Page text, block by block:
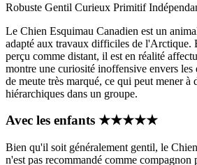
Robuste Gentil Curieux Primitif
Le Chien Esquimau Canadien est un
adapté aux travaux difficiles de l'Arctique.
perçu comme distant, il est en réalité
montre une curiosité inoffensive envers
de meute très marqué, ce qui peut mener à
hiérarchiques dans un groupe.
Avec les enfants ★★★★★
Bien qu'il soit généralement gentil, le
n'est pas recommandé comme compagnon